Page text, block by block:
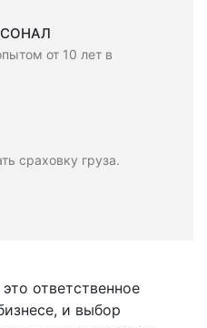
от 10 лет в
сраховку груза.
ответственное
и выбор